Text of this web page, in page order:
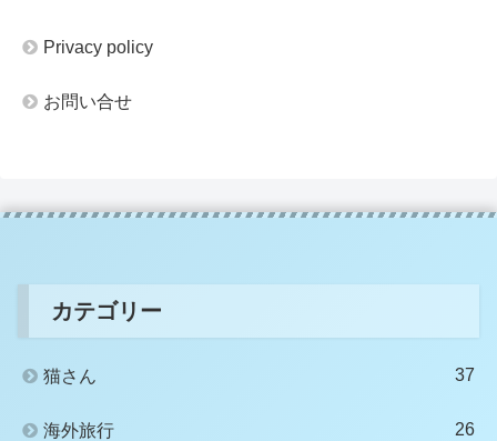
Privacy policy
お問い合せ
カテゴリー
猫さん 37
海外旅行 26